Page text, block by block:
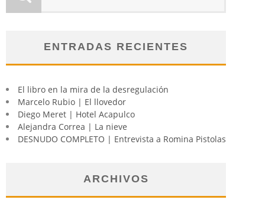
ENTRADAS RECIENTES
El libro en la mira de la desregulación
Marcelo Rubio | El llovedor
Diego Meret | Hotel Acapulco
Alejandra Correa | La nieve
DESNUDO COMPLETO | Entrevista a Romina Pistolas
ARCHIVOS